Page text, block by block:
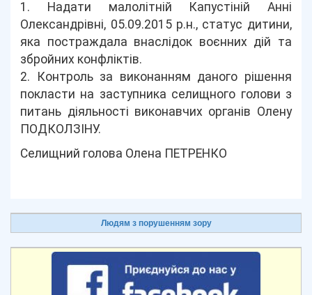
1. Надати малолітній Капустіній Анні
Олександрівні, 05.09.2015 р.н., статус дитини,
яка постраждала внаслідок воєнних дій та
збройних конфліктів.
2. Контроль за виконанням даного рішення
покласти на заступника селищного голови з
питань діяльності виконавчих органів Олену
ПОДКОЛЗІНУ.
Селищний голова Олена ПЕТРЕНКО
Людям з порушенням зору